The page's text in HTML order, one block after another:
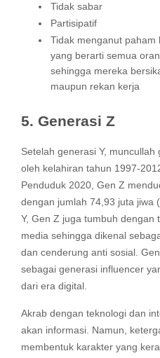
Tidak sabar
Partisipatif
Tidak menganut paham
yang berarti semua
sehingga mereka
maupun rekan kerja
5. Generasi Z
Setelah generasi Y,
oleh kelahiran tahun 1997-
Penduduk 2020, Gen Z
dengan jumlah 74,93 juta jiwa
Y, Gen Z juga tumbuh dengan
media sehingga dikenal
dan cenderung anti sosial.
sebagai generasi influencer
dari era digital.
Akrab dengan teknologi dan
akan informasi. Namun,
membentuk karakter yang